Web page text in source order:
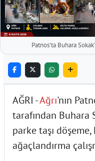
Patnos'ta Buhara
AĞRI -Ağrı'nın
tarafından
parke taşı
ağaçlandırma